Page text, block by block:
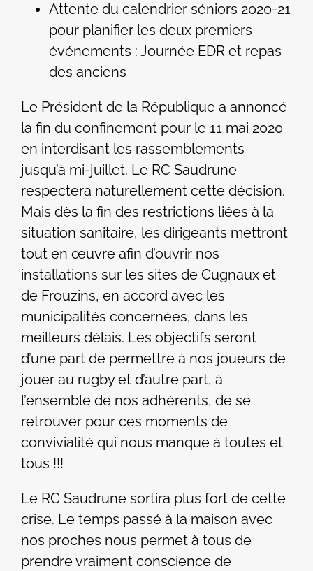
Attente du calendrier séniors 2020-21
pour planifier les deux premiers
événements : Journée EDR et repas
des anciens
Le Président de la République a annoncé
la fin du confinement pour le 11 mai 2020
en interdisant les rassemblements
jusqu’à mi-juillet. Le RC Saudrune
respectera naturellement cette décision.
Mais dès la fin des restrictions liées à la
situation sanitaire, les dirigeants mettront
tout en œuvre afin d’ouvrir nos
installations sur les sites de Cugnaux et
de Frouzins, en accord avec les
municipalités concernées, dans les
meilleurs délais. Les objectifs seront
d’une part de permettre à nos joueurs de
jouer au rugby et d’autre part, à
l’ensemble de nos adhérents, de se
retrouver pour ces moments de
convivialité qui nous manque à toutes et
tous !!!
Le RC Saudrune sortira plus fort de cette
crise. Le temps passé à la maison avec
nos proches nous permet à tous de
prendre vraiment conscience de